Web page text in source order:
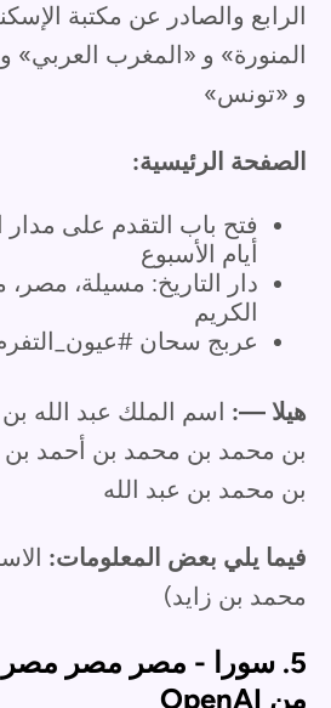
الرابع والصادر عن مكتبة
المنورة» و «المغرب العربي»
و «تونس»
الصفحة الرئيسية:
فتح باب التقدم على
أيام الأسبوع
دار التاريخ: مسيلة،
الكريم
عربج سحان
هيلا —: اسم الملك عبد الله
بن محمد بن محمد بن أحمد بن
بن محمد بن عبد الله
فيما يلي بعض المعلومات:
محمد بن زايد)
5. سورا - مصر مصر مصر
من OpenAI